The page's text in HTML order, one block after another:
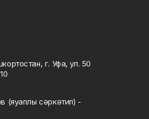
г. Уфа, ул. 50
(яуаплы сәркәтип) -